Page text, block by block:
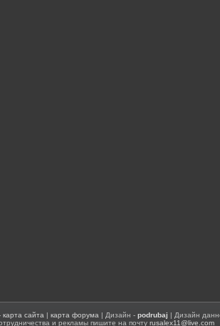
карта сайта |карта форума | Дизайн -podrubaj | Дизайн
и рекламы пишите на почтуrusalex11@live.com